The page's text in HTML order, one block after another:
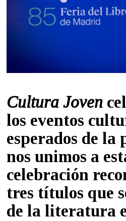
Cultura Joven
los eventos
esperados de la
nos unimos a
celebración
tres títulos que
de la literatura